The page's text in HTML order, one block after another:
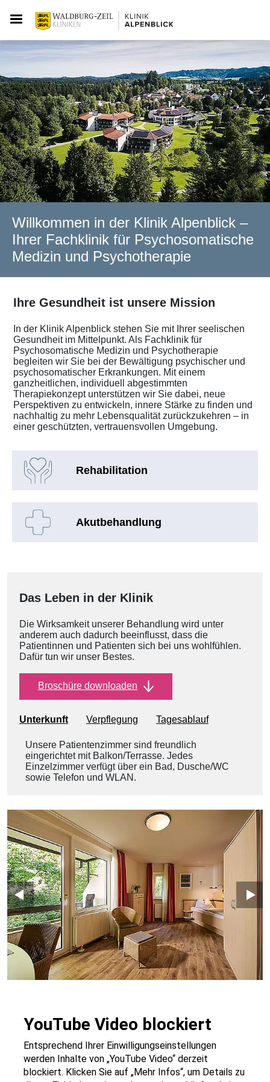
Willkommen in der Klinik Alpenblick –
Ihrer Fachklinik für Psychosomatische
Medizin und Psychotherapie
Ihre Gesundheit ist unsere Mission
In der Klinik Alpenblick stehen Sie mit Ihrer seelischen
Gesundheit im Mittelpunkt. Als Fachklinik für
Psychosomatische Medizin und Psychotherapie
begleiten wir Sie bei der Bewältigung psychischer und
psychosomatischer Erkrankungen. Mit einem
ganzheitlichen, individuell abgestimmten
Therapiekonzept unterstützen wir Sie dabei, neue
Perspektiven zu entwickeln, innere Stärke zu finden und
nachhaltig zu mehr Lebensqualität zurückzukehren – in
einer geschützten, vertrauensvollen Umgebung.
Rehabilitation
Akutbehandlung
Das Leben in der Klinik
Die Wirksamkeit unserer Behandlung wird unter
anderem auch dadurch beeinflusst, dass die
Patientinnen und Patienten sich bei uns wohlfühlen.
Dafür tun wir unser Bestes.
Broschüre downloaden
Unterkunft Verpflegung Tagesablauf
Unsere Patientenzimmer sind freundlich
eingerichtet mit Balkon/Terrasse. Jedes
Einzelzimmer verfügt über ein Bad, Dusche/WC
sowie Telefon und WLAN.